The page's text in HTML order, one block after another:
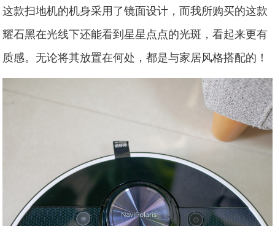
这款扫地机的机身采用了镜面设计，而我所购买的这款
耀石黑在光线下还能看到星星点点的光斑，看起来更有
质感。无论将其放置在何处，都是与家居风格搭配的！